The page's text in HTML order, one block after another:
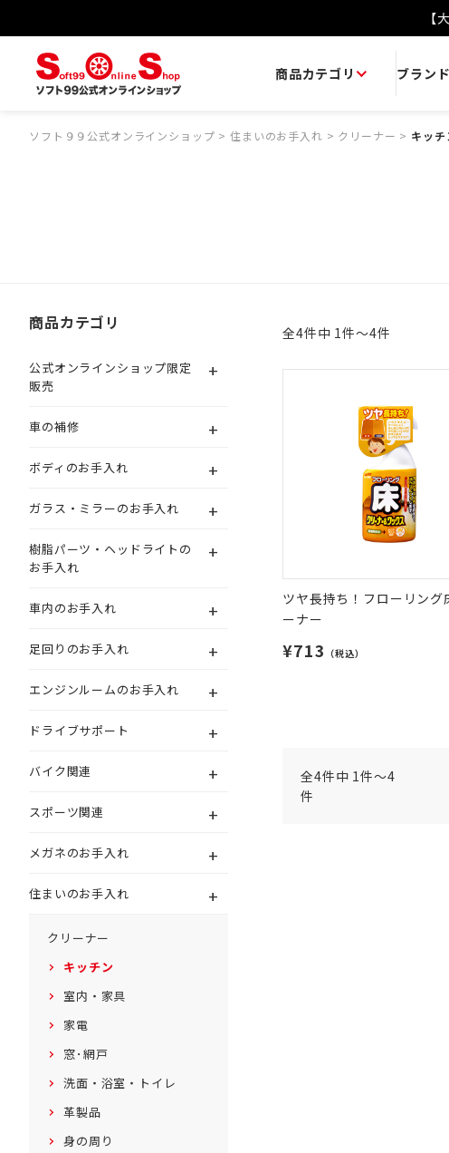
【
商品カテゴリ ブランド
ソフト９９公式オンラインショップ > 住まいのお手入れ > クリーナー > キッチ
商品カテゴリ
公式オンラインショップ限定
販売
+
車の補修 +
ボディのお手入れ +
ガラス・ミラーのお手入れ +
樹脂パーツ・ヘッドライトの
お手入れ
+
車内のお手入れ +
足回りのお手入れ +
エンジンルームのお手入れ +
ドライブサポート +
バイク関連 +
スポーツ関連 +
メガネのお手入れ +
住まいのお手入れ +
クリーナー
キッチン
室内・家具
家電
窓･網戸
洗面・浴室・トイレ
革製品
身の周り
全4件中 1件～4件
ツヤ長持ち！フローリング
ーナー
¥713 （税込）
全4件中 1件～4
件